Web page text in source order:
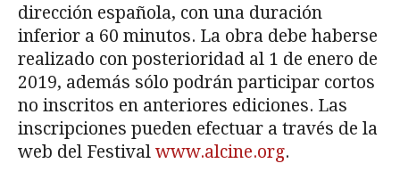
dirección española, con una duración
inferior a 60 minutos. La obra debe haberse
realizado con posterioridad al 1 de enero de
2019, además sólo podrán participar cortos
no inscritos en anteriores ediciones. Las
inscripciones pueden efectuar a través de la
web del Festival www.alcine.org.